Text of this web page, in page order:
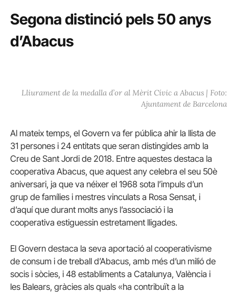
Segona distinció pels 50 anys
d’Abacus
Lliurament de la medalla d’or al Mèrit Cívic a Abacus | Foto:
Ajuntament de Barcelona
Al mateix temps, el Govern va fer pública ahir la llista de
31 persones i 24 entitats que seran distingides amb la
Creu de Sant Jordi de 2018. Entre aquestes destaca la
cooperativa Abacus, que aquest any celebra el seu 50è
aniversari, ja que va néixer el 1968 sota l’impuls d’un
grup de famílies i mestres vinculats a Rosa Sensat, i
d’aquí que durant molts anys l’associació i la
cooperativa estiguessin estretament lligades.
El Govern destaca la seva aportació al cooperativisme
de consum i de treball d’Abacus, amb més d’un milió de
socis i sòcies, i 48 establiments a Catalunya, València i
les Balears, gràcies als quals «ha contribuït a la